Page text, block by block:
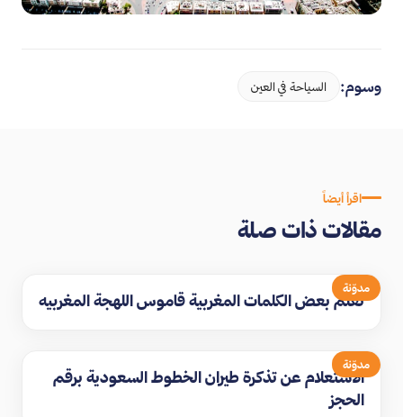
وسوم: السياحة في العين
اقرأ أيضاً
مقالات ذات صلة
مدوّنة
تعلم بعض الكلمات المغربية قاموس اللهجة المغربيه
مدوّنة
الاستعلام عن تذكرة طيران الخطوط السعودية برقم
الحجز